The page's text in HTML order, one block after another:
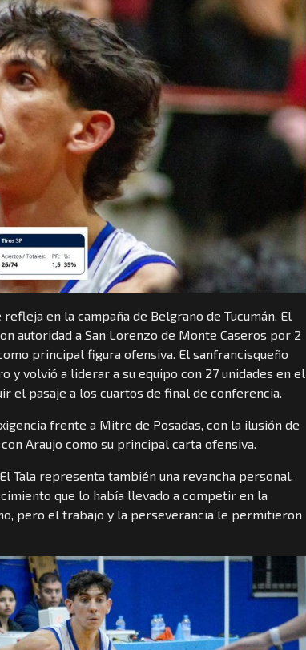
en la campaña de Belgrano de Tucumán. El
autoridad a San Lorenzo de Monte Caseros por 2
principal figura ofensiva. El sanfrancisqueño
y volvió a liderar a su equipo con 27 unidades en el
el pasaje a los cuartos de final de conferencia.
frente a Mitre de Posadas, con la ilusión de
Araujo como su principal carta ofensiva.
Tala representa también una revancha personal.
que lo había llevado a competir en la
pero el trabajo y la perseverancia le permitieron